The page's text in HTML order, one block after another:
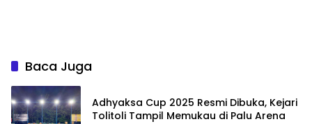
Baca Juga
Adhyaksa Cup 2025 Resmi Dibuka, Kejari
Tolitoli Tampil Memukau di Palu Arena